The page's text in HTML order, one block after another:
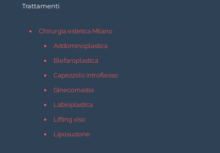
Trattamenti
Chirurgia estetica Milano
Addominoplastica
Blefaroplastica
Capezzolo introflesso
Ginecomastia
Labioplastica
Lifting viso
Liposuzione
Mastopessi